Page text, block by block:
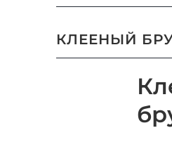
КЛЕЕНЫЙ